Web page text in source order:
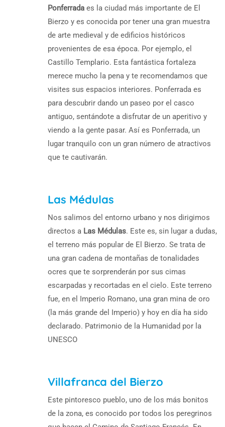
Ponferrada es la ciudad más importante de El
Bierzo y es conocida por tener una gran muestra
de arte medieval y de edificios históricos
provenientes de esa época. Por ejemplo, el
Castillo Templario. Esta fantástica fortaleza
merece mucho la pena y te recomendamos que
visites sus espacios interiores. Ponferrada es
para descubrir dando un paseo por el casco
antiguo, sentándote a disfrutar de un aperitivo y
viendo a la gente pasar. Así es Ponferrada, un
lugar tranquilo con un gran número de atractivos
que te cautivarán.
Las Médulas
Nos salimos del entorno urbano y nos dirigimos
directos a Las Médulas. Este es, sin lugar a dudas,
el terreno más popular de El Bierzo. Se trata de
una gran cadena de montañas de tonalidades
ocres que te sorprenderán por sus cimas
escarpadas y recortadas en el cielo. Este terreno
fue, en el Imperio Romano, una gran mina de oro
(la más grande del Imperio) y hoy en día ha sido
declarado. Patrimonio de la Humanidad por la
UNESCO
Villafranca del Bierzo
Este pintoresco pueblo, uno de los más bonitos
de la zona, es conocido por todos los peregrinos